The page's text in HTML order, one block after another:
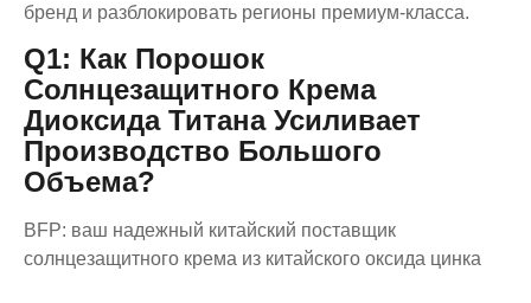
бренд и разблокировать регионы премиум-класса.
Q1: Как Порошок
Солнцезащитного Крема
Диоксида Титана Усиливает
Производство Большого
Объема?
BFP: ваш надежный китайский поставщик
солнцезащитного крема из китайского оксида цинка